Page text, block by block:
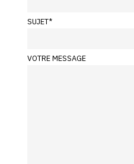
SUJET*
VOTRE MESSAGE